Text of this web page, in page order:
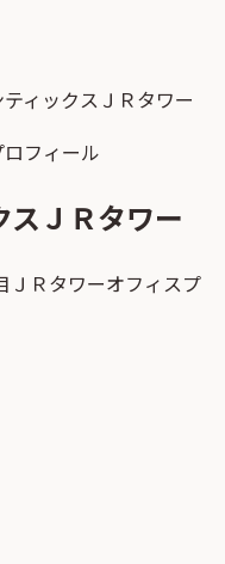
ィックスＪＲタワー
フィール
スＪＲタワー
ＪＲタワーオフィスプ